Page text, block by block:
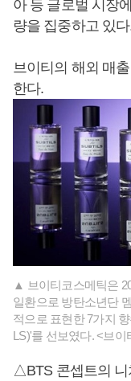
아 등 글로벌 시장
량을 집중하고 있
브이티의 해외 매
한다.
▲ 브이티코스메틱은
일환으로 방탄소년단
적으로 표현한 7가지
LS)'를 선보였다. <브이
△BTS 콘셉트의 니